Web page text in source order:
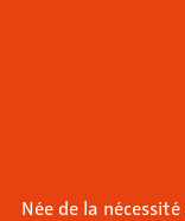
Née de la